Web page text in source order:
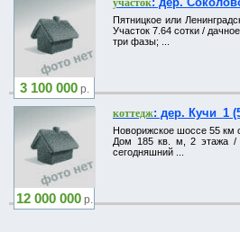
3 100 000р.
участок
Пятницкое или
Участок 7.64 сотки /
три фазы; ...
12 000 000р.
коттедж: дер. Кучи_1
Новорижское шоссе 55 км
Дом 185 кв. м, 2 этажа /
сегодняшний ...